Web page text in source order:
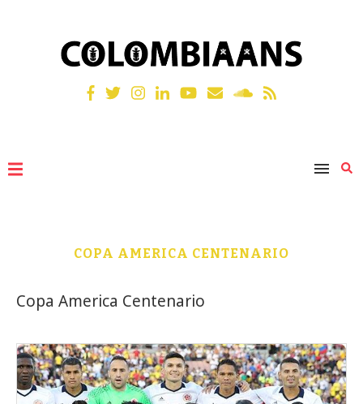
COPA AMERICA CENTENARIO
Copa America Centenario